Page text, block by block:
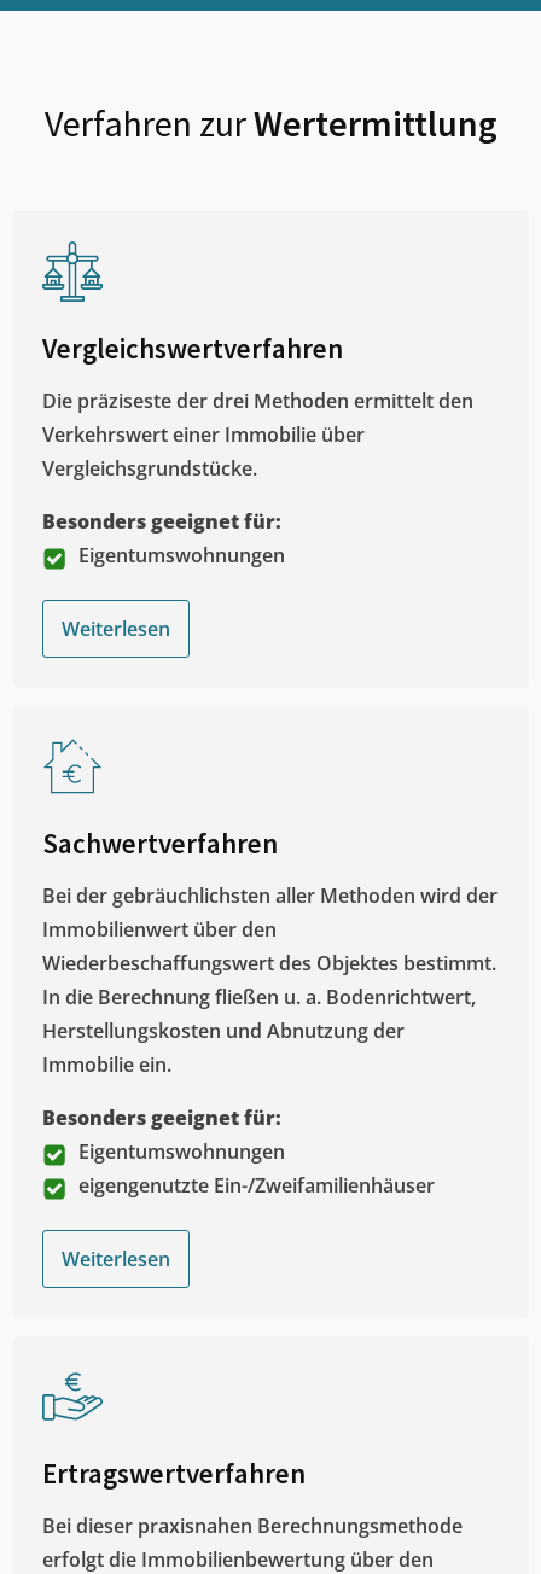
Verfahren zurWertermittlung
Vergleichswertverfahren
Die präziseste der drei Methoden ermittelt den
Verkehrswert einer Immobilie über
Vergleichsgrundstücke.
Besonders geeignet für:
Eigentumswohnungen
Weiterlesen
Sachwertverfahren
Bei der gebräuchlichsten aller Methoden wird der
Immobilienwert über den
Wiederbeschaffungswert des Objektes bestimmt.
In die Berechnung fließen u. a. Bodenrichtwert,
Herstellungskosten und Abnutzung der
Immobilie ein.
Besonders geeignet für:
Eigentumswohnungen
eigengenutzte Ein-/Zweifamilienhäuser
Weiterlesen
Ertragswertverfahren
Bei dieser praxisnahen Berechnungsmethode
erfolgt die Immobilienbewertung über den